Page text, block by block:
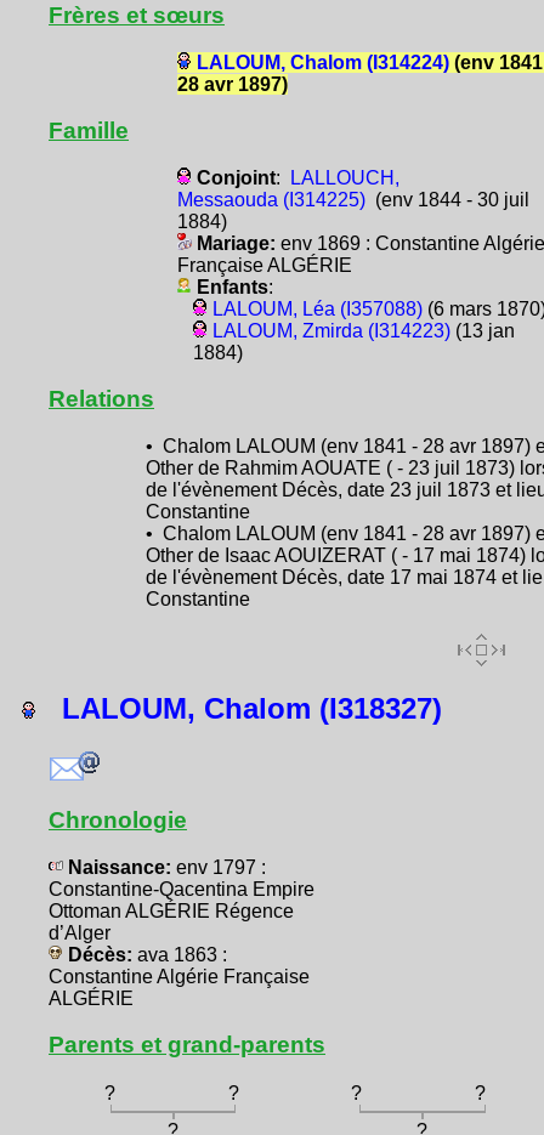
Frères et sœurs
LALOUM, Chalom (I314224)(env
28 avr 1897)
Famille
Conjoint:
LALLOUCH,
Messaouda (I314225)(env 1844 - 30 juil
1884)
Mariage: env 1869 : Constantine Algérie
Française ALGÉRIE
Enfants:
LALOUM, Léa (I357088)(6 mars
LALOUM, Zmirda (I314223)(13 jan
1884)
Relations
• Chalom LALOUM (env 1841 - 28 avr 1897)
Other de Rahmim AOUATE ( - 23 juil 1873)
de l'évènement Décès, date 23 juil 1873 et
Constantine
• Chalom LALOUM (env 1841 - 28 avr 1897)
Other de Isaac AOUIZERAT ( - 17 mai 1874)
de l'évènement Décès, date 17 mai 1874 et
Constantine
LALOUM, Chalom (I318327)
Chronologie
Naissance: env 1797 :
Constantine-Qacentina Empire
Ottoman ALGÉRIE Régence
d’Alger
Décès: ava 1863 :
Constantine Algérie Française
ALGÉRIE
Parents et grand-parents
? ? ?
?
?
?